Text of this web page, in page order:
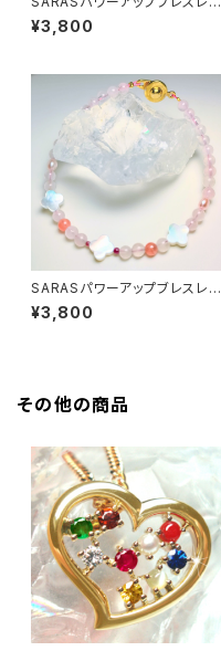
ト
¥3,800
SARASパワーアップブレスレッ
ト
¥3,800
その他の商品